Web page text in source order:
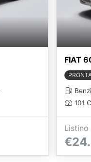
FIAT
101
Listino